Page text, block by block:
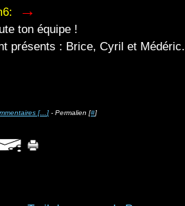
→
ton équipe !
présents : Brice, Cyril et Médéric.
[… ] - Permalien [#]